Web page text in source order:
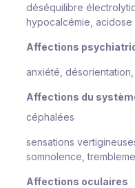
déséquilibre
hypocalcémie, acidose
Affections
anxiété, désorientation,
Affections du
céphalées
sensations
somnolence,
Affections oculaires